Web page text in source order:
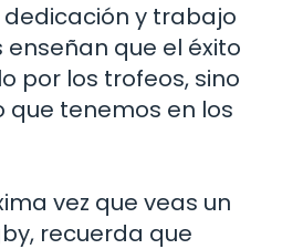
dedicación y trabajo
enseñan que el éxito
por los trofeos, sino
que tenemos en los
vez que veas un
recuerda que